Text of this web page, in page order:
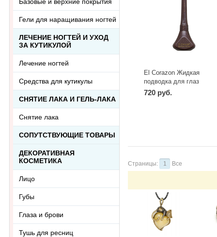
El Corazon Жидкая
подводка для глаз
Amethyst
720 руб.
Страницы: 1 Все
Гели для наращивания ногтей
ЛЕЧЕНИЕ НОГТЕЙ И УХОД
ЗА КУТИКУЛОЙ
Лечение ногтей
Средства для кутикулы
СНЯТИЕ ЛАКА И ГЕЛЬ-ЛАКА
Снятие лака
СОПУТСТВУЮЩИЕ ТОВАРЫ
ДЕКОРАТИВНАЯ
КОСМЕТИКА
Лицо
Губы
Глаза и брови
Тушь для ресниц